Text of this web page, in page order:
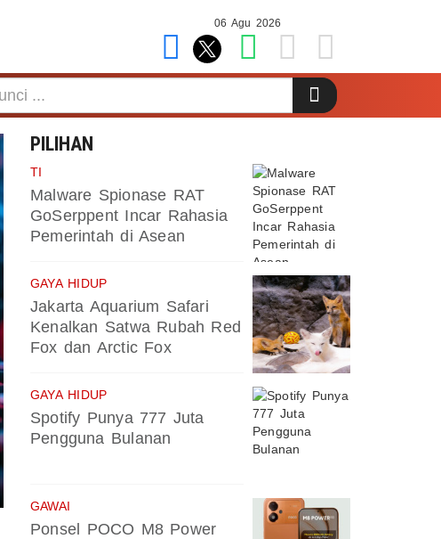
06 Agu 2026
Jakarta Aquarium Safari
Red Fox dan Arctic Fox
PILIHAN
TI
Malware Spionase RAT
GoSerppent Incar Rahasia
Pemerintah di Asean
GAYA HIDUP
Jakarta Aquarium Safari
Kenalkan Satwa Rubah Red
Fox dan Arctic Fox
GAYA HIDUP
Spotify Punya 777 Juta
Pengguna Bulanan
GAWAI
Ponsel POCO M8 Power